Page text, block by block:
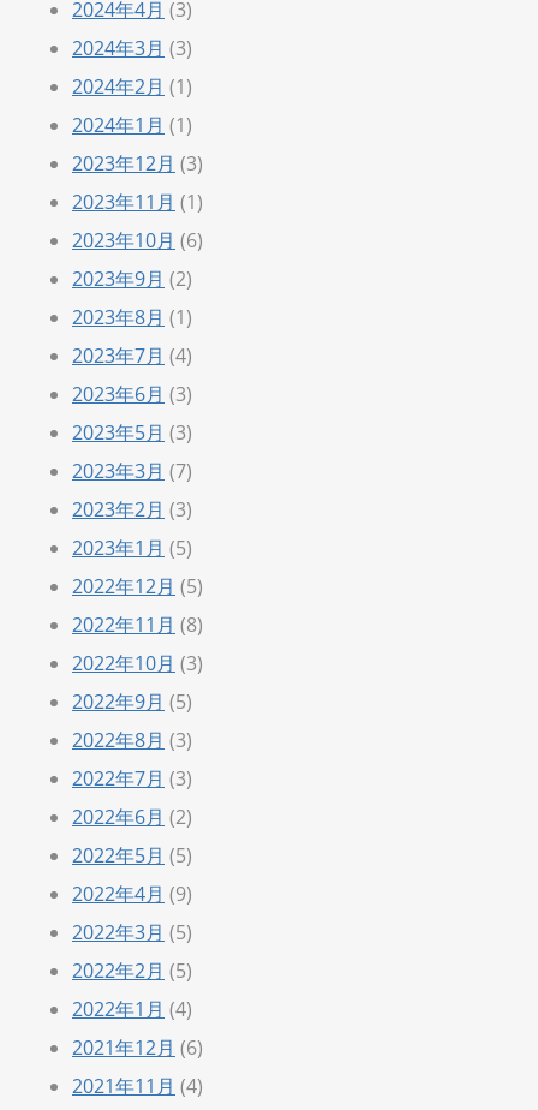
2024年4月 (3)
2024年3月 (3)
2024年2月 (1)
2024年1月 (1)
2023年12月 (3)
2023年11月 (1)
2023年10月 (6)
2023年9月 (2)
2023年8月 (1)
2023年7月 (4)
2023年6月 (3)
2023年5月 (3)
2023年3月 (7)
2023年2月 (3)
2023年1月 (5)
2022年12月 (5)
2022年11月 (8)
2022年10月 (3)
2022年9月 (5)
2022年8月 (3)
2022年7月 (3)
2022年6月 (2)
2022年5月 (5)
2022年4月 (9)
2022年3月 (5)
2022年2月 (5)
2022年1月 (4)
2021年12月 (6)
2021年11月 (4)